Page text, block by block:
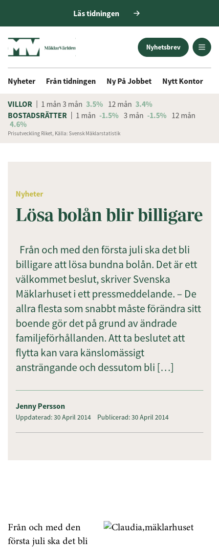
Läs tidningen
Nyhetsbrev
Nyheter Från tidningen Ny På Jobbet Nytt Kontor
VILLOR 1 mån 3 mån 3.5% 12 mån 3.4%
BOSTADSRÄTTER
1 mån -1.5% 3 mån -1.5% 12 mån
4.6%
Prisutveckling Riket, Källa: Svensk Mäklarstatistik
ANNONS
Nyheter
Lösa bolån blir billigare
Från och med den första juli ska det bli
billigare att lösa bundna bolån. Det är ett
välkommet beslut, skriver Svenska
Mäklarhuset i ett pressmeddelande. – De
allra flesta som snabbt måste förändra sitt
boende gör det på grund av ändrade
familjeförhållanden. Att ta beslutet att
flytta kan vara känslomässigt
ansträngande och dessutom bli […]
Jenny Persson
Uppdaterad: 30 April 2014 Publicerad: 30 April 2014
Från och med den
första juli ska det bli
Prenumerera
Genom att klicka på "Prenumerera" ger du
samtycke till att vi sparar och använder dina
personuppgifter i enlighet med vår